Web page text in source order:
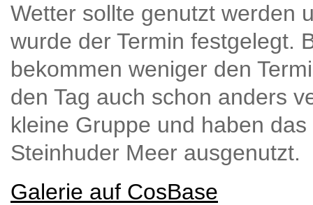
Wetter sollte genutzt werden
wurde der Termin festgelegt.
bekommen weniger den
den Tag auch schon anders
kleine Gruppe und haben
Steinhuder Meer ausgenutzt.
Galerie auf CosBase